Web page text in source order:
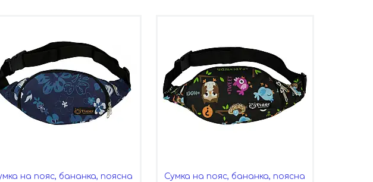
на пояс, бананка, поясна
Сумка на пояс, бананка, поясна